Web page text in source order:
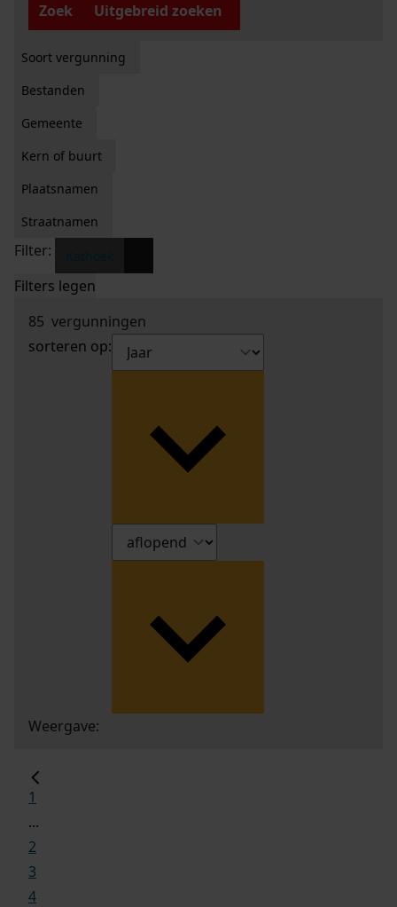
Zoek
Uitgebreid zoeken
Soort vergunning
Bestanden
Gemeente
Kern of buurt
Plaatsnamen
Straatnamen
Filter:
Filters legen
85 vergunningen
sorteren op:
Weergave:
1
...
2
3
4